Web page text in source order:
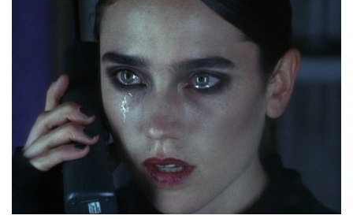
ค้นหา
SHARE EMAIL